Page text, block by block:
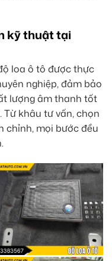
kỹ thuật tại
loa ô tô được thực
nghiệp, đảm bảo
lượng âm thanh tốt
khâu tư vấn, chọn
chỉnh, mọi bước đều